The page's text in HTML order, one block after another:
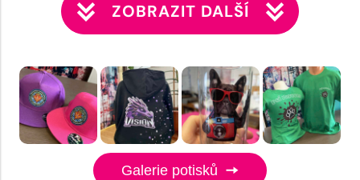
ZOBRAZIT DALŠÍ
Galerie potisků